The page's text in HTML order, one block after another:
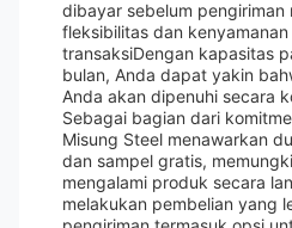
dibayar sebelum pengiriman
fleksibilitas dan kenyamanan
transaksiDengan kapasitas
bulan, Anda dapat yakin
Anda akan dipenuhi secara
Sebagai bagian dari
Misung Steel menawarkan
dan sampel gratis,
mengalami produk secara
melakukan pembelian yang